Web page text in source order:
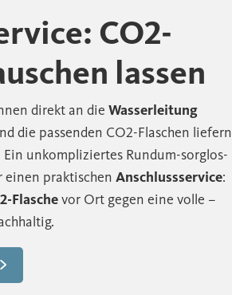
CO2-
lassen
direkt an die Wasserleitung
die passenden CO2-Flaschen liefern
unkompliziertes Rundum-sorglos-
praktischen Anschlussservice:
Flaschevor Ort gegen eine volle –